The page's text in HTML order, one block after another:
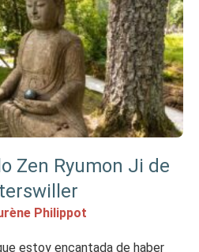
Zen Ryumon Ji de
Philippot
estoy encantada de haber